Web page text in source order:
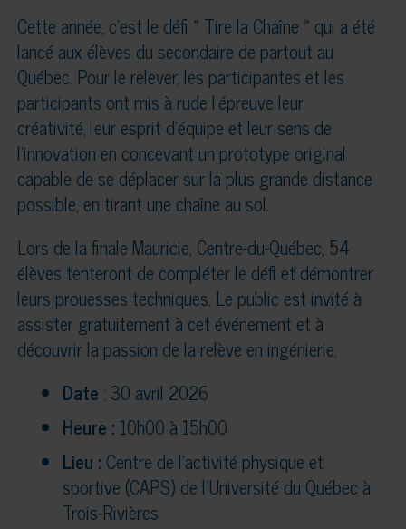
Cette année, c’est le défi « Tire la Chaîne » qui a été
lancé aux élèves du secondaire de partout au
Québec. Pour le relever, les participantes et les
participants ont mis à rude l’épreuve leur
créativité, leur esprit d’équipe et leur sens de
l’innovation en concevant un prototype original
capable de se déplacer sur la plus grande distance
possible, en tirant une chaîne au sol.
Lors de la finale Mauricie, Centre-du-Québec, 54
élèves tenteront de compléter le défi et démontrer
leurs prouesses techniques. Le public est invité à
assister gratuitement à cet événement et à
découvrir la passion de la relève en ingénierie.
Date : 30 avril 2026
Heure : 10h00 à 15h00
Lieu : Centre de l’activité physique et
sportive (CAPS) de l’Université du Québec à
Trois-Rivières